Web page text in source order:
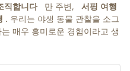
직합니다
만 주변,
서핑 여행
. 우리는 야생 동물 관찰을 소그
매우 흥미로운 경험이라고 생